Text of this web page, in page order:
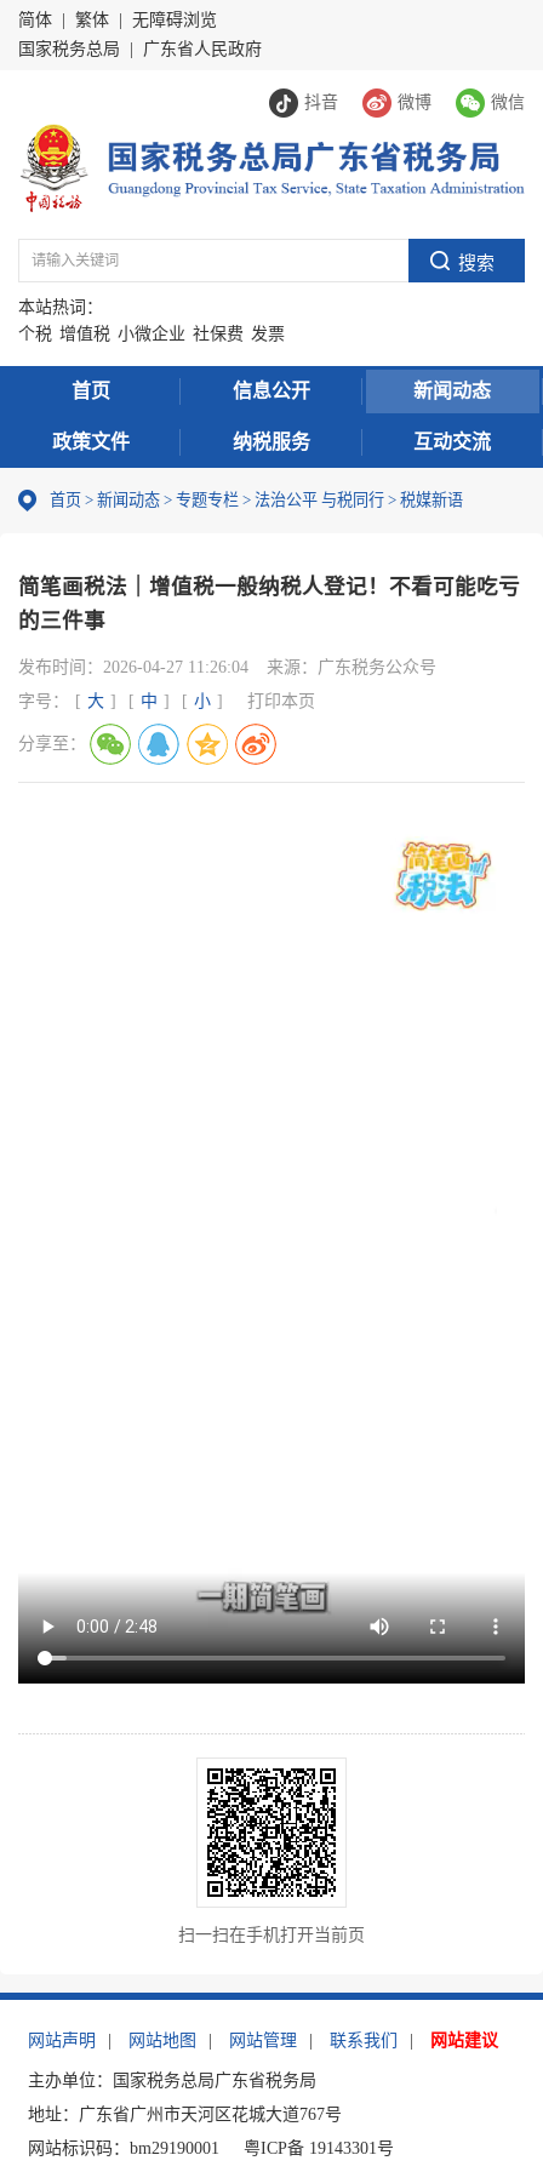
简体 繁体
无障碍浏览
国家税务总局
广东省人民政府
抖音 微博 微信
本站热词：
个税 增值税 小微企业 社保费 发票
首页 信息公开 新闻动态
政策文件 纳税服务 互动交流
首页 > 新闻动态 > 专题专栏 > 法治公平 与税同行 > 税媒新语
简笔画税法｜增值税一般纳税人登记！不看可能吃亏
的三件事
发布时间： 2026-04-27 11:26:04 来源： 广东税务公众号
字号：
[ 大 ] [ 中 ] [ 小 ] 打印本页
分享至：
扫一扫在手机打开当前页
网站声明 网站地图 网站管理 联系我们 网站建议
主办单位：国家税务总局广东省税务局
地址：广东省广州市天河区花城大道767号
网站标识码：bm29190001
粤ICP备 19143301号